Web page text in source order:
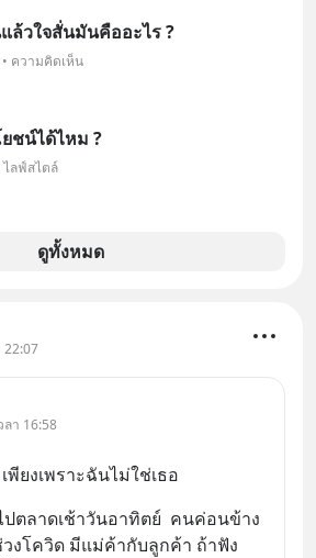
ล้วใจสั่นมันคืออะไร ?
• ความคิดเห็น
ชน์ได้ไหม ?
ไลฟ์สไตล์
ดูทั้งหมด
22:07
ลา 16:58
ยงเพราะฉันไม่ใช่เธอ
ปตลาดเช้าวันอาทิตย์  คนค่อนข้าง
งโควิด มีแม่ค้ากับลูกค้า ถ้าฟัง